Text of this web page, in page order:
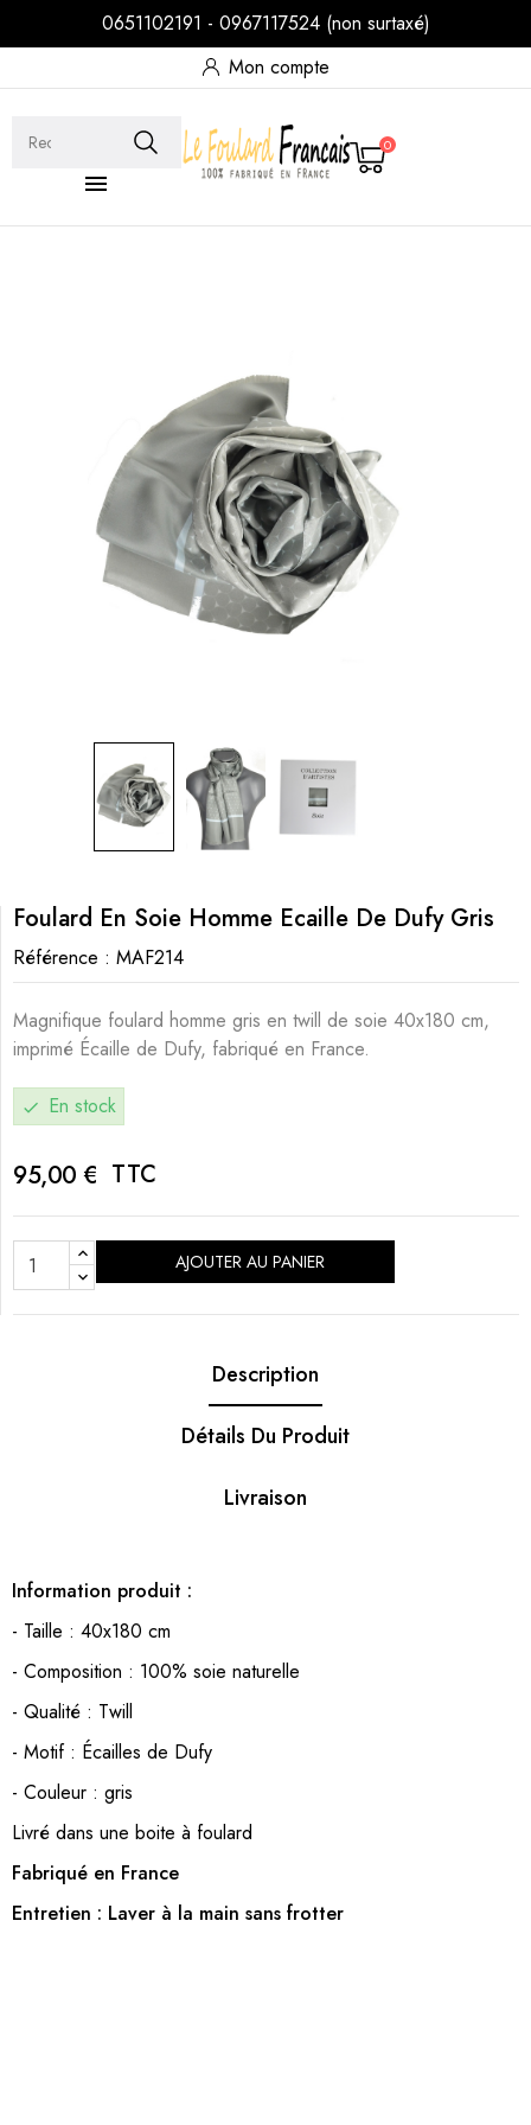
0651102191 - 0967117524 (non surtaxé)
Mon compte

0
Foulard En Soie Homme Ecaille De Dufy Gris
Référence : MAF214
Magnifique foulard homme gris en twill de soie 40x180 cm,
imprimé Écaille de Dufy, fabriqué en France.
check En stock
95,00 € TTC
AJOUTER AU PANIER
Description
Détails Du Produit
Livraison
Information produit :
- Taille : 40x180 cm
- Composition : 100% soie naturelle
- Qualité : Twill
- Motif : Écailles de Dufy
- Couleur : gris
Livré dans une boite à foulard
Fabriqué en France
Entretien : Laver à la main sans frotter